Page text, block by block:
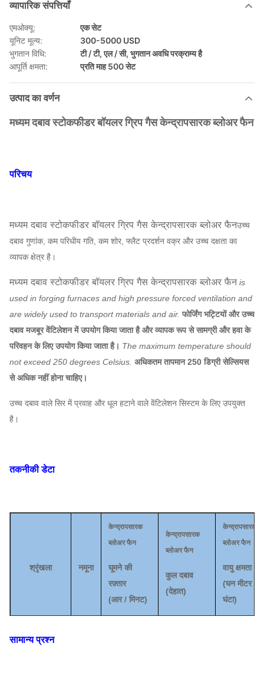
व्यापारिक संपत्तियाँ
एमओक्यू:
एक सेट
यूनिट मूल्य:
300-5000 USD
भुगतान विधि:
टी / टी, एल / सी, भुगतान अवधि परक्राम्य है
आपूर्ति क्षमता:
प्रति माह 500 सेट
उत्पाद का वर्णन
मध्यम दबाव स्टोकफीडर बॉयलर ग्रिप गैस केन्द्रापसारक ब्लोअर फैन
परिचय
मध्यम दबाव स्टोकफीडर बॉयलर ग्रिप गैस केन्द्रापसारक ब्लोअर फैनउच्च
दबाव गुणांक, कम परिधीय गति, कम शोर, फ्लैट प्रदर्शन वक्र और उच्च दक्षता का
व्यापक क्षेत्र है।
मध्यम दबाव स्टोकफीडर बॉयलर ग्रिप गैस केन्द्रापसारक ब्लोअर फैन is
used in forging furnaces and high pressure forced ventilation and
are widely used to transport materials and air. फोर्जिंग भट्टियों और उच्च
दबाव मजबूर वेंटिलेशन में उपयोग किया जाता है और व्यापक रूप से सामग्री और हवा के
परिवहन के लिए उपयोग किया जाता है। The maximum temperature should
not exceed 250 degrees Celsius. अधिकतम तापमान 250 डिग्री सेल्सियस
से अधिक नहीं होना चाहिए।
उच्च दबाव वाले सिर में प्रवाह और धूल हटाने वाले वेंटिलेशन सिस्टम के लिए उपयुक्त
है।
तकनीकी डेटा
श्रृंखला नमूना
केन्द्रापसारक
ब्लोअर फैन
घूमने की
रफ़्तार
(आर / मिनट)
केन्द्रापसारक
ब्लोअर फैन
कुल दबाव
(देहात)
केन्द्रापसारक
ब्लोअर फैन
वायु क्षमता
(घन मीटर /
घंटा)
6-03
सामान्य प्रश्न